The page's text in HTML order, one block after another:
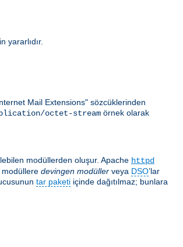
yararlıdır.
Mail Extensions" sözcüklerinden
octet-stream örnek olarak
modüllerden oluşur. Apache httpd
modüllere devingen modüller veya DSO’lar
tar paketi içinde dağıtılmaz; bunlara